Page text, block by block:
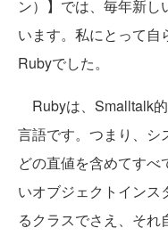
ン）】では、毎年新し
います。私にとって
Rubyでした。
Rubyは、Smalltalk
言語です。つまり、シ
どの直値を含めてすべ
いオブジェクトインス
るクラスでさえ、それ